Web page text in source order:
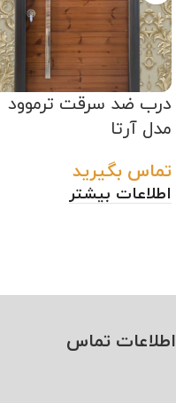
درب ضد سرقت ترموود
مدل آرتا
تماس بگیرید
اطلاعات بیشتر
اطلاعات تماس